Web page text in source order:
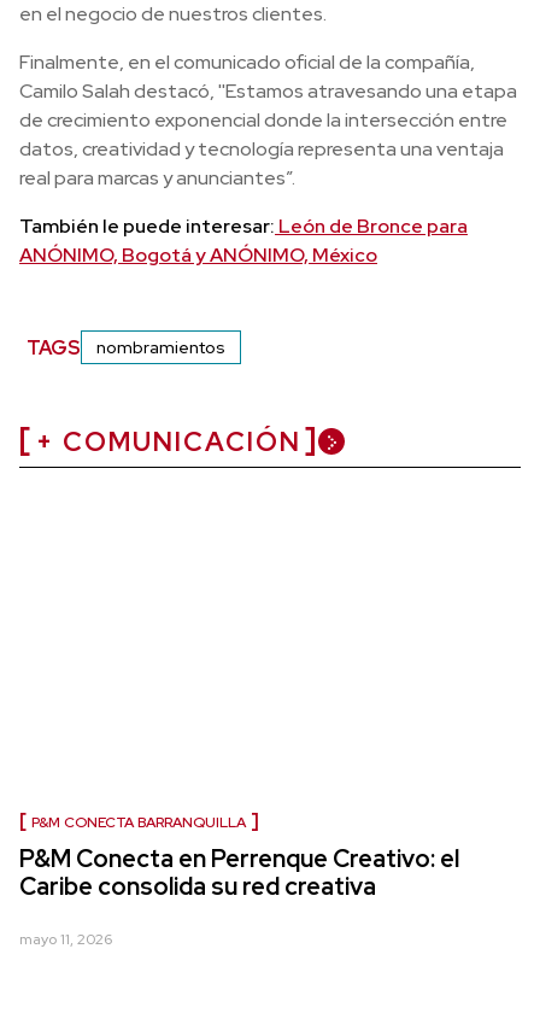
en el negocio de nuestros clientes.
Finalmente, en el comunicado oficial de la compañía,
Camilo Salah destacó, ''Estamos atravesando una etapa
de crecimiento exponencial donde la intersección entre
datos, creatividad y tecnología representa una ventaja
real para marcas y anunciantes”.
También le puede interesar: León de Bronce para
ANÓNIMO, Bogotá y ANÓNIMO, México
TAGS nombramientos
+ COMUNICACIÓN
P&M CONECTA BARRANQUILLA
P&M Conecta en Perrenque Creativo: el
Caribe consolida su red creativa
mayo 11, 2026